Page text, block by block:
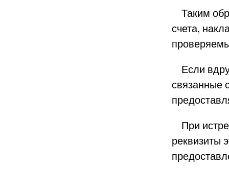
Таким
счета,
Если
связанные
При
реквизиты